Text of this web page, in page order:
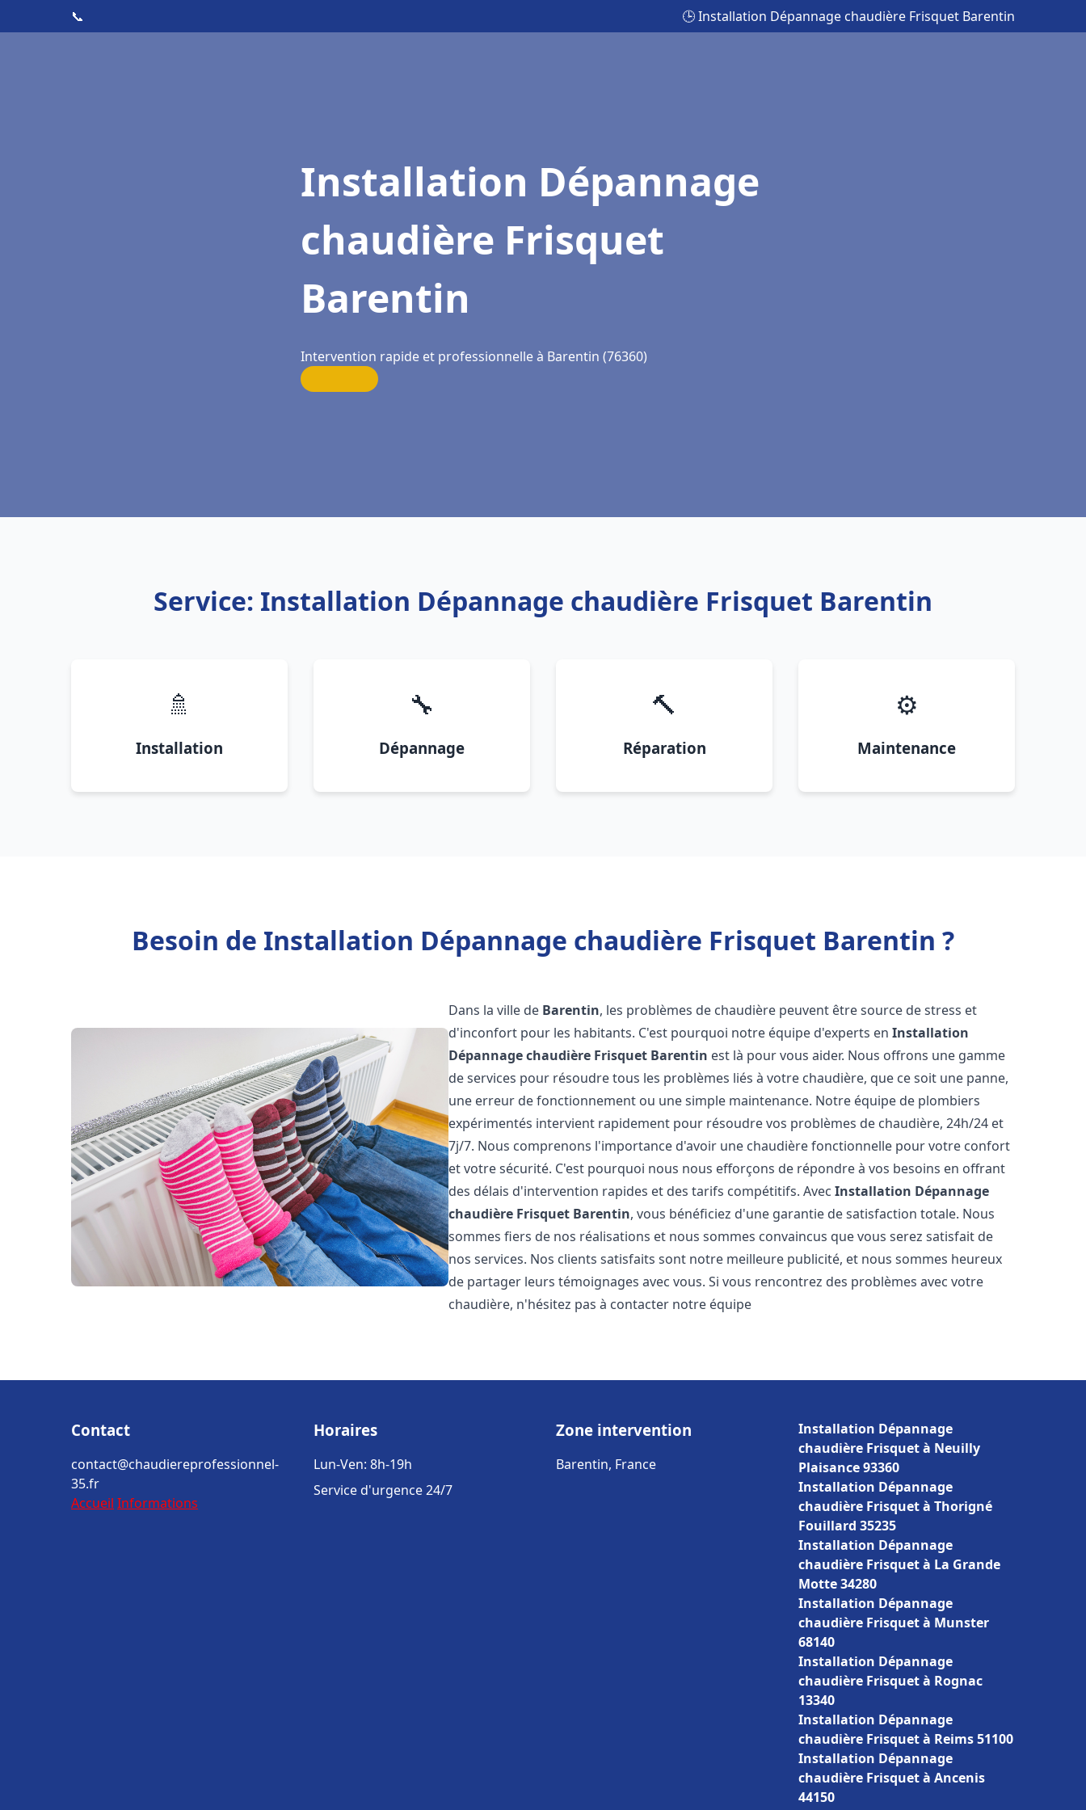
📞 🕒 Installation Dépannage chaudière Frisquet Barentin
Installation Dépannage
chaudière Frisquet
Barentin
Intervention rapide et professionnelle à Barentin (76360)
Service: Installation Dépannage chaudière Frisquet Barentin
🚿
Installation
🔧
Dépannage
🔨
Réparation
⚙️
Maintenance
Besoin de Installation Dépannage chaudière Frisquet Barentin ?
Dans la ville de Barentin, les problèmes de chaudière peuvent être source de stress et
d'inconfort pour les habitants. C'est pourquoi notre équipe d'experts enInstallation
Dépannage chaudière Frisquet Barentin est là pour vous aider. Nous offrons une gamme
de services pour résoudre tous les problèmes liés à votre chaudière, que ce soit une panne,
une erreur de fonctionnement ou une simple maintenance. Notre équipe de plombiers
expérimentés intervient rapidement pour résoudre vos problèmes de chaudière, 24h/24 et
7j/7. Nous comprenons l'importance d'avoir une chaudière fonctionnelle pour votre confort
et votre sécurité. C'est pourquoi nous nous efforçons de répondre à vos besoins en offrant
des délais d'intervention rapides et des tarifs compétitifs. AvecInstallation Dépannage
chaudière Frisquet Barentin, vous bénéficiez d'une garantie de satisfaction totale. Nous
sommes fiers de nos réalisations et nous sommes convaincus que vous serez satisfait de
nos services. Nos clients satisfaits sont notre meilleure publicité, et nous sommes heureux
de partager leurs témoignages avec vous. Si vous rencontrez des problèmes avec votre
chaudière, n'hésitez pas à contacter notre équipe
Contact
contact@chaudiereprofessionnel-
35.fr
Accueil Informations
Horaires
Lun-Ven: 8h-19h
Service d'urgence 24/7
Zone intervention
Barentin, France
Installation Dépannage
chaudière Frisquet à Neuilly
Plaisance 93360
Installation Dépannage
chaudière Frisquet à Thorigné
Fouillard 35235
Installation Dépannage
chaudière Frisquet à La Grande
Motte 34280
Installation Dépannage
chaudière Frisquet à Munster
68140
Installation Dépannage
chaudière Frisquet à Rognac
13340
Installation Dépannage
chaudière Frisquet à Reims 51100
Installation Dépannage
chaudière Frisquet à Ancenis
44150